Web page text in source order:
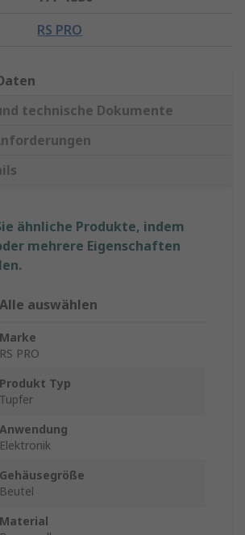
RS PRO
technische Dokumente
ähnliche Produkte, indem
mehrere Eigenschaften
Alle auswählen
Marke
RS PRO
Produkt Typ
Tupfer
Anwendung
Elektronik
Gehäusegröße
Beutel
Material